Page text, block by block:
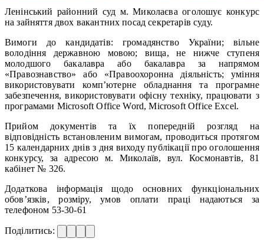
Ленінський районний суд м. Миколаєва оголошує конкурс
на зайняття двох вакантних посад секретарів суду.
Вимоги до кандидатів: громадянство України; вільне
володіння державною мовою; вища, не нижче ступеня
молодшого бакалавра або бакалавра за напрямом
«Правознавство» або «Правоохоронна діяльність; уміння
використовувати комп’ютерне обладнання та програмне
забезпечення, використовувати офісну техніку, працювати з
програмами Microsoft Office Word, Microsoft Office Excel.
Прийом документів та їх попередній розгляд на
відповідність встановленим вимогам, проводиться протягом
15 календарних днів з дня виходу публікації про оголошення
конкурсу, за адресою м. Миколаїв, вул. Космонавтів, 81
кабінет № 326.
Додаткова інформація щодо основних функціональних
обов’язків, розміру, умов оплати праці надаються за
телефоном 53-30-61
Поділитись: